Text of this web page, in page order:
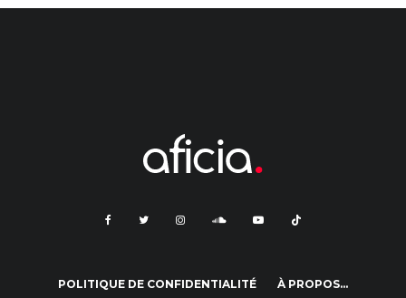
POLITIQUE DE CONFIDENTIALITÉ À PROPOS…